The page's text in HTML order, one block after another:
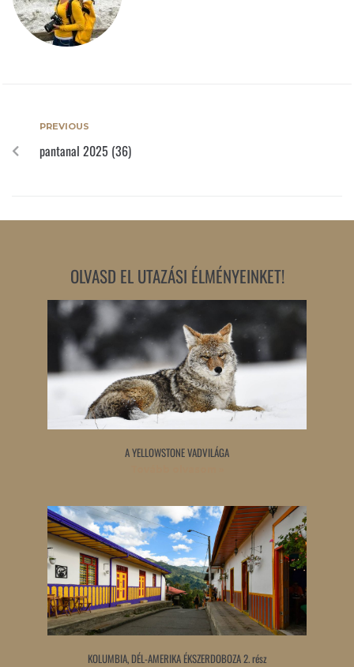
PREVIOUS
pantanal 2025 (36)
OLVASD EL UTAZÁSI ÉLMÉNYEINKET!
A YELLOWSTONE VADVILÁGA
KOLUMBIA, DÉL-AMERIKA ÉKSZERDOBOZA 2. rész